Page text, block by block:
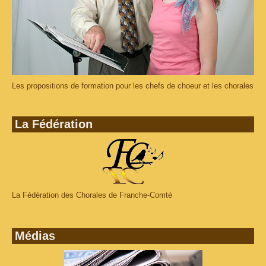
Les propositions de formation pour les chefs de choeur et les chorales
La Fédération
La Fédération des Chorales de Franche-Comté
Médias